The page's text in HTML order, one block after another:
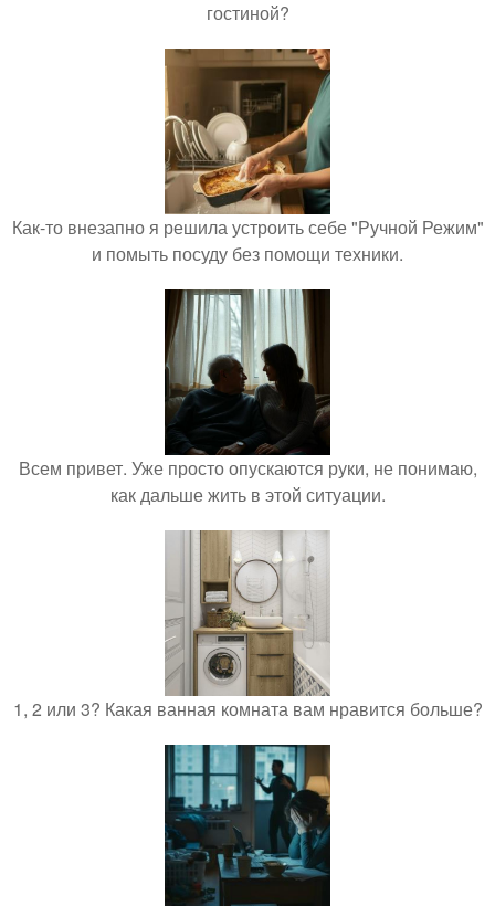
гостиной?
Как-то внезапно я решила устроить себе "Ручной Режим"
и помыть посуду без помощи техники.
Всем привет. Уже просто опускаются руки, не понимаю,
как дальше жить в этой ситуации.
1, 2 или 3? Какая ванная комната вам нравится больше?